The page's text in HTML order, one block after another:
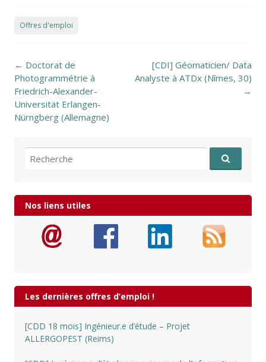
Offres d'emploi
Post navigation
← Doctorat de
Photogrammétrie à
Friedrich-Alexander-
Universität Erlangen-
Nürngberg (Allemagne)
[CDI] Géomaticien/ Data
Analyste à ATDx (Nîmes, 30)
→
Recherche pour:
Nos liens utiles
Les dernières offres d’emploi !
[CDD 18 mois] Ingénieur.e d’étude – Projet
ALLERGOPEST (Reims)